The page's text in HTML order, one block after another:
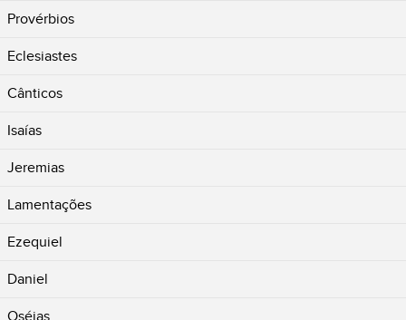
Provérbios
Eclesiastes
Cânticos
Isaías
Jeremias
Lamentações
Ezequiel
Daniel
Oséias